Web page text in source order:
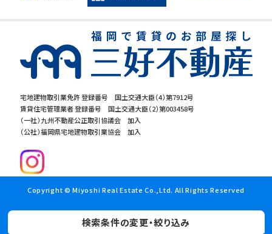
検索条件の変更・絞り込み
宅地建物取引業免許 登録番号 国土交通大臣（4）第7912号
賃貸住宅管理業者 登録番号 国土交通大臣（2）第003458号
（一社）九州不動産公正取引協議会 加入
（公社）福岡県宅地建物取引業協会 加入
Copyright © Miyoshi Real Estate Co.,Ltd. All Rights Reserved